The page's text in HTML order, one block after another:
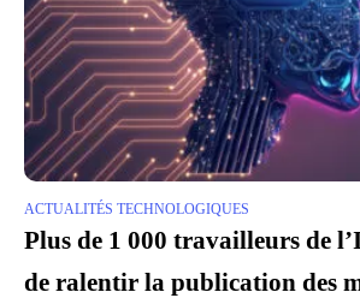
ACTUALITÉS TECHNOLOGIQUES
Plus de 1 000 travailleurs de
de ralentir la publication des